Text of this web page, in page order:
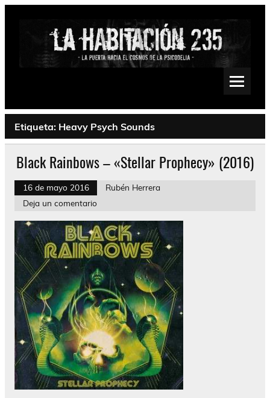
Saltar
Psychedelic, Stoner, Doom, Sludge, Fuzz, Space, Drone
Etiqueta: Heavy Psych Sounds
Black Rainbows – «Stellar Prophecy» (2016)
16 de mayo 2016
Rubén Herrera
Deja un comentario